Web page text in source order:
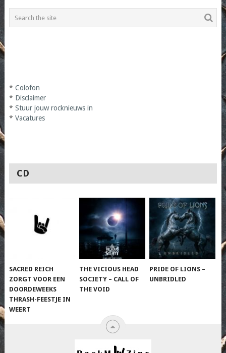
* Colofon
* Disclaimer
* Stuur jouw rocknieuws in
* Vacatures
CD
SACRED REICH
ZORGT VOOR EEN
DOORDEWEEKS
THRASH-FEESTJE IN
WEERT
THE VICIOUS HEAD
SOCIETY – CALL OF
THE VOID
PRIDE OF LIONS –
UNBRIDLED